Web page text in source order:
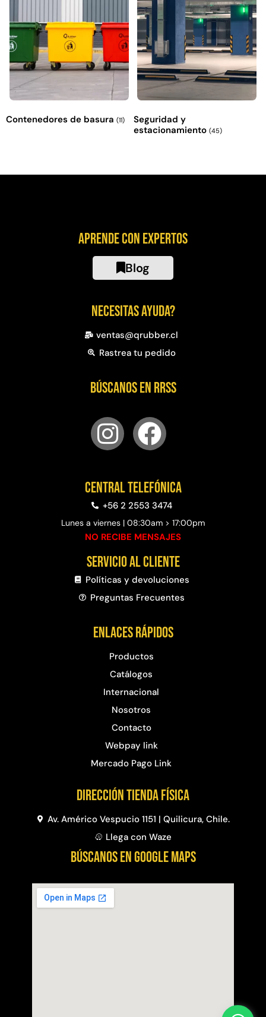
Contenedores de basura (11)
Seguridad y
estacionamiento (45)
Aprende con expertos
Blog
Necesitas ayuda?
ventas@qrubber.cl
Rastrea tu pedido
Búscanos en RRSS
Central telefónica
+56 2 2553 3474
Lunes a viernes | 08:30am > 17:00pm
NO RECIBE MENSAJES
Servicio al cliente
Políticas y devoluciones
Preguntas Frecuentes​
Enlaces rápidos
Productos
Catálogos
Internacional
Nosotros
Contacto
Webpay link
Mercado Pago Link
Dirección Tienda física
Av. Américo Vespucio 1151 | Quilicura, Chile.
Llega con Waze
BÚSCANOS EN GOOGLE MAPS